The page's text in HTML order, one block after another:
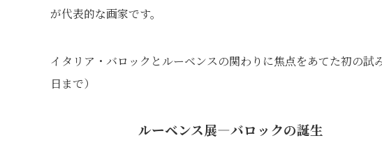
が代表的な画家です。
イタリア・バロックとルーベンスの関わりに焦点をあてた初の
日まで）
ルーベンス展―バロックの誕生 （